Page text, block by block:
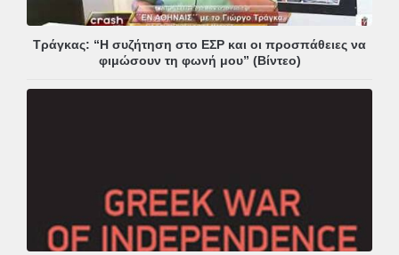
Τράγκας: “Η συζήτηση στο ΕΣΡ και οι προσπάθειες να
φιμώσουν τη φωνή μου” (Βίντεο)